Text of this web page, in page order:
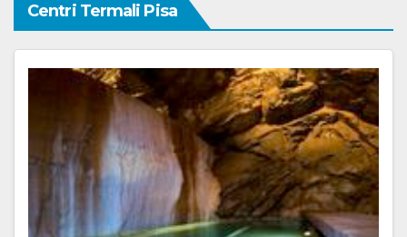
Centri Termali Pisa